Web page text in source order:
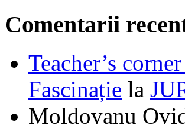
Comentarii
Teacher’s
Fascinație la
Moldovanu